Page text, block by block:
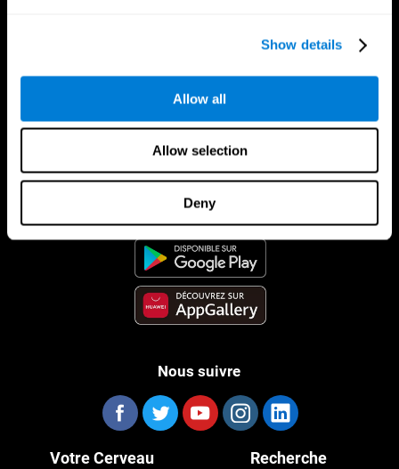
Show details
Allow all
Allow selection
Deny
App CogniFit
Nous suivre
Votre Cerveau Recherche